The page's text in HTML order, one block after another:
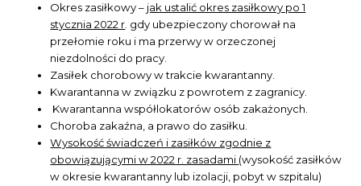
Okres zasiłkowy – jak ustalić okres zasiłkowy po 1
stycznia 2022 r. gdy ubezpieczony chorował na
przełomie roku i ma przerwy w orzeczonej
niezdolności do pracy.
Zasiłek chorobowy w trakcie kwarantanny.
Kwarantanna w związku z powrotem z zagranicy.
Kwarantanna współlokatorów osób zakażonych.
Choroba zakaźna, a prawo do zasiłku.
Wysokość świadczeń i zasiłków zgodnie z
obowiązującymi w 2022 r. zasadami (wysokość zasiłków
w okresie kwarantanny lub izolacji, pobyt w szpitalu)